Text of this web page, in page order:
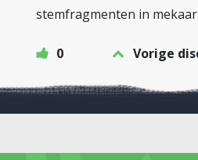
stemfragmenten in
0 Vorige